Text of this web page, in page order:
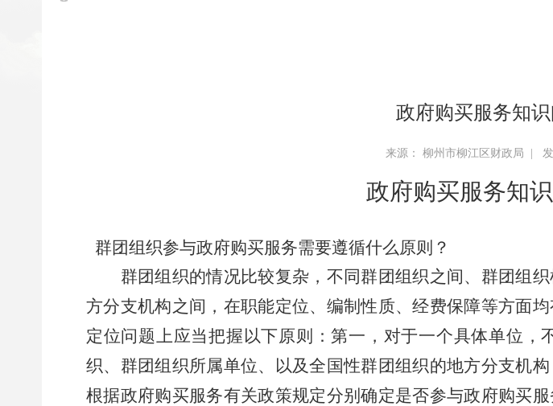
政府购买服务知识
来源： 柳州市柳江区财政局 | 发
政府购买服务知
群团组织参与政府购买服务需要遵循什么原则？
群团组织的情况比较复杂，不同群团组织之间、群团组
方分支机构之间，在职能定位、编制性质、经费保障等方面
定位问题上应当把握以下原则：第一，对于一个具体单位
织、群团组织所属单位、以及全国性群团组织的地方分支机
根据政府购买服务有关政策规定分别确定是否参与政府购买